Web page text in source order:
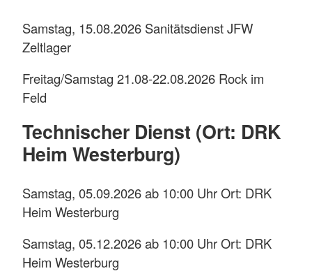
Samstag, 15.08.2026 Sanitätsdienst JFW
Zeltlager
Freitag/Samstag 21.08-22.08.2026 Rock im
Feld
Technischer Dienst (Ort: DRK
Heim Westerburg)
Samstag, 05.09.2026 ab 10:00 Uhr Ort: DRK
Heim Westerburg
Samstag, 05.12.2026 ab 10:00 Uhr Ort: DRK
Heim Westerburg